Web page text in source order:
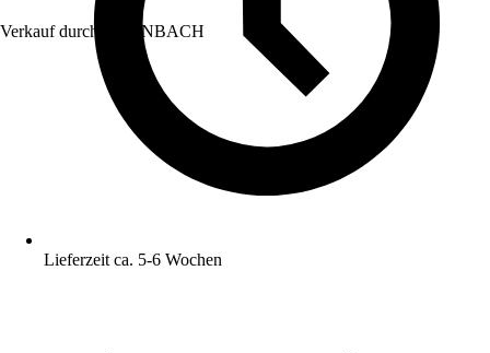
Verkauf durch: HORNBACH
Lieferzeit ca. 5-6 Wochen